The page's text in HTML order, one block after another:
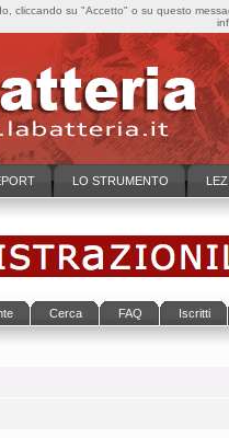
LO STRUMENTO
Cerca FAQ Iscritti
cliccando su "Accetto" o su questo